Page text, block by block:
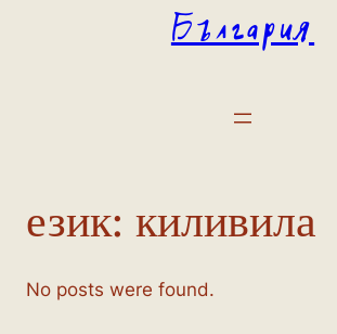
България
език: киливила
No posts were found.